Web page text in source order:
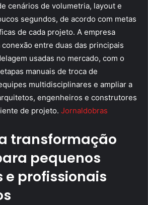
cenários de volumetria, layout e
segundos, de acordo com metas
de cada projeto. A empresa
entre duas das principais
usadas no mercado, com o
manuais de troca de
multidisciplinares e ampliar a
engenheiros e construtores
de projeto. Jornaldobras
transformação
pequenos
e profissionais